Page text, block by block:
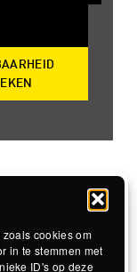
cookies om
in te stemmen met
ID's op deze